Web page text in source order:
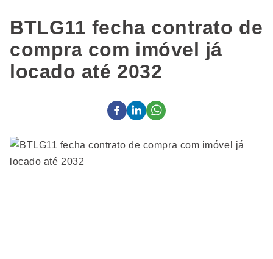
BTLG11 fecha contrato de
compra com imóvel já
locado até 2032